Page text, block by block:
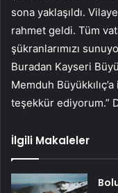
sona yaklaşıldı.
rahmet geldi. Tüm
şükranlarımızı
Buradan Kayseri
Memduh
teşekkür ediyorum.”
İlgili Makaleler